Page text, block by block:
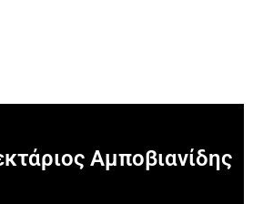
Αμποβιανίδης